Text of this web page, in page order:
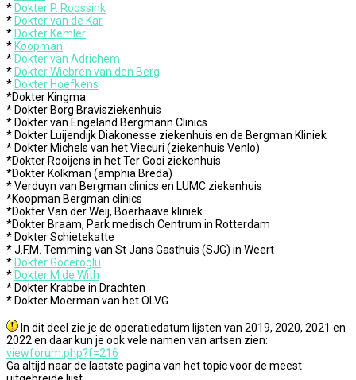
* Dokter P. Roossink
* Dokter van de Kar
* Dokter Kemler
* Koopman
* Dokter van Adrichem
* Dokter Wiebren van den Berg
* Dokter Hoefkens
*Dokter Kingma
* Dokter Borg Bravisziekenhuis
* Dokter van Engeland Bergmann Clinics
* Dokter Luijendijk Diakonesse ziekenhuis en de Bergman Kliniek
* Dokter Michels van het Viecuri (ziekenhuis Venlo)
*Dokter Rooijens in het Ter Gooi ziekenhuis
*Dokter Kolkman (amphia Breda)
* Verduyn van Bergman clinics en LUMC ziekenhuis
*Koopman Bergman clinics
*Dokter Van der Weij, Boerhaave kliniek
*Dokter Braam, Park medisch Centrum in Rotterdam
* Dokter Schietekatte
* J.F.M. Temming van St Jans Gasthuis (SJG) in Weert
* Dokter Goceroglu
* Dokter M de With
* Dokter Krabbe in Drachten
* Dokter Moerman van het OLVG
In dit deel zie je de operatiedatum lijsten van 2019, 2020, 2021 en
2022 en daar kun je ook vele namen van artsen zien:
viewforum.php?f=216
Ga altijd naar de laatste pagina van het topic voor de meest